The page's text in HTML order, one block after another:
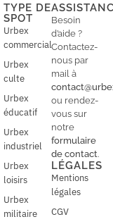
TYPE DE
SPOT
Urbex
commercial
Urbex
culte
Urbex
éducatif
Urbex
industriel
Urbex
loisirs
Urbex
militaire
Besoin
d’aide ?
Contactez-
nous par
mail à
ou rendez-
vous sur
notre
formulaire
de contact.
LÉGALES
Mentions
légales
CGV